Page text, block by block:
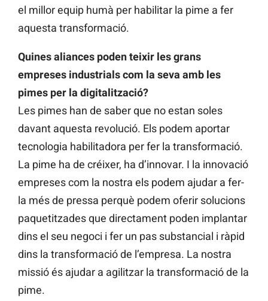
el millor equip humà per habilitar la pime a fer
aquesta transformació.
Quines aliances poden teixir les grans
empreses industrials com la seva amb les
pimes per la digitalització?
Les pimes han de saber que no estan soles
davant aquesta revolució. Els podem aportar
tecnologia habilitadora per fer la transformació.
La pime ha de créixer, ha d’innovar. I la innovació
empreses com la nostra els podem ajudar a fer-
la més de pressa perquè podem oferir solucions
paquetitzades que directament poden implantar
dins el seu negoci i fer un pas substancial i ràpid
dins la transformació de l’empresa. La nostra
missió és ajudar a agilitzar la transformació de la
pime.